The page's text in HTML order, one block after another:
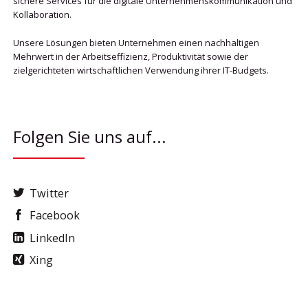
Kollaboration.
Unsere Lösungen bieten Unternehmen einen nachhaltigen
Mehrwert in der Arbeitseffizienz, Produktivität sowie der
zielgerichteten wirtschaftlichen Verwendung ihrer IT-Budgets.
Folgen Sie uns auf...
Twitter
Facebook
LinkedIn
Xing